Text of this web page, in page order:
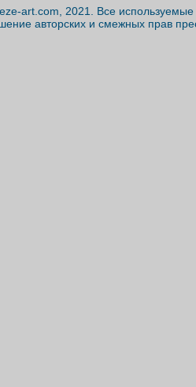
art.com, 2021. Все
авторских и смежных прав